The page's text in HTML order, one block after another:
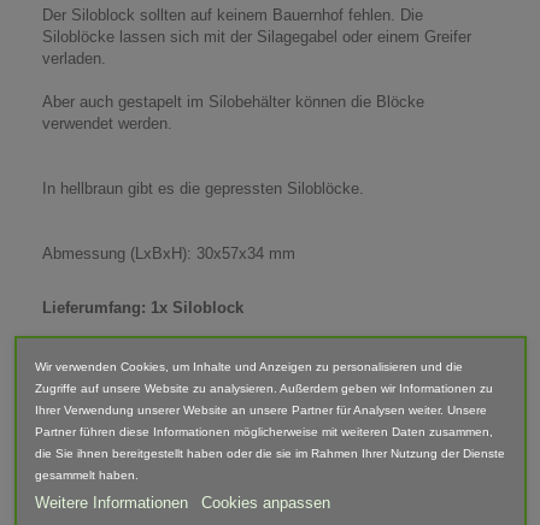
Der Siloblock sollten auf keinem Bauernhof fehlen. Die
Siloblöcke lassen sich mit der Silagegabel oder einem Greifer
verladen.
Aber auch gestapelt im Silobehälter können die Blöcke
verwendet werden.
In hellbraun gibt es die gepressten Siloblöcke.
Abmessung (LxBxH): 30x57x34 mm
Lieferumfang: 1x Siloblock
enthalten.
Warnhinweis
Achtung! Modellbauartikel nicht für Kinder unter 14 Jahren
geeignet! Erstickungsgefahr Aufgrund verschluckbarer und
spitzer Kleinteile.
Wir verwenden Cookies, um Inhalte und Anzeigen zu personalisieren und die
Zugriffe auf unsere Website zu analysieren. Außerdem geben wir Informationen zu
Ihrer Verwendung unserer Website an unsere Partner für Analysen weiter. Unsere
Partner führen diese Informationen möglicherweise mit weiteren Daten zusammen,
die Sie ihnen bereitgestellt haben oder die sie im Rahmen Ihrer Nutzung der Dienste
gesammelt haben.
Weitere Informationen Cookies anpassen